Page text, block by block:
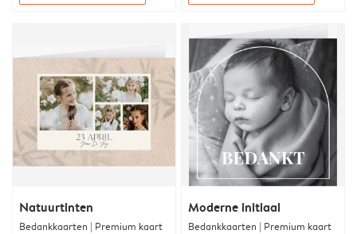
Natuurtinten
Bedankkaarten | Premium kaart
Moderne initiaal
Bedankkaarten | Premium kaart